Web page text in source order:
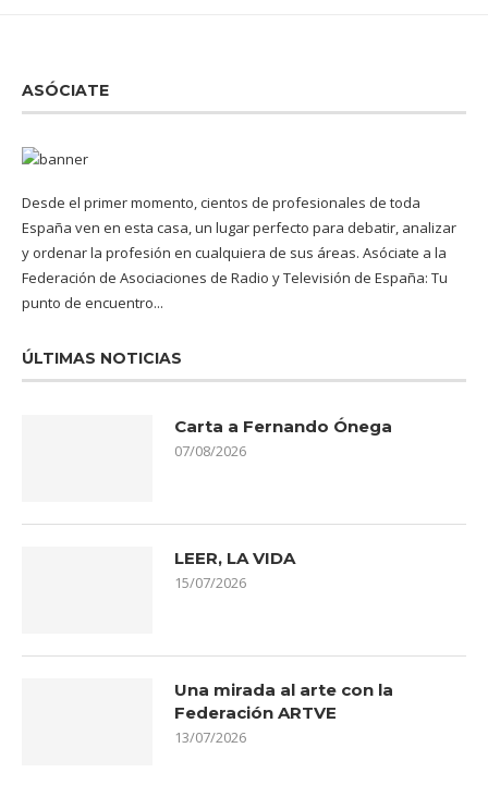
ASÓCIATE
Desde el primer momento, cientos de profesionales de toda
España ven en esta casa, un lugar perfecto para debatir, analizar
y ordenar la profesión en cualquiera de sus áreas. Asóciate a la
Federación de Asociaciones de Radio y Televisión de España: Tu
punto de encuentro...
ÚLTIMAS NOTICIAS
Carta a Fernando Ónega
07/08/2026
LEER, LA VIDA
15/07/2026
Una mirada al arte con la
Federación ARTVE
13/07/2026